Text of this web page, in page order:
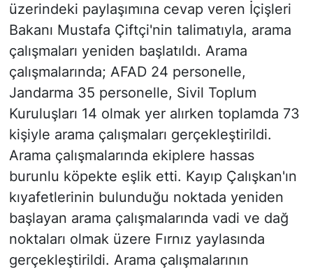
üzerindeki paylaşımına cevap veren İçişleri
Bakanı Mustafa Çiftçi'nin talimatıyla, arama
çalışmaları yeniden başlatıldı. Arama
çalışmalarında; AFAD 24 personelle,
Jandarma 35 personelle, Sivil Toplum
Kuruluşları 14 olmak yer alırken toplamda 73
kişiyle arama çalışmaları gerçekleştirildi.
Arama çalışmalarında ekiplere hassas
burunlu köpekte eşlik etti. Kayıp Çalışkan'ın
kıyafetlerinin bulunduğu noktada yeniden
başlayan arama çalışmalarında vadi ve dağ
noktaları olmak üzere Fırnız yaylasında
gerçekleştirildi. Arama çalışmalarının